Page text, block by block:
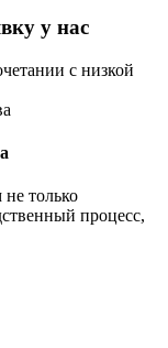
у нас
с низкой
не только
процесс,